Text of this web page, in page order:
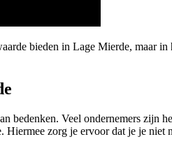
bieden in Lage Mierde, maar
bedenken. Veel ondernemers
zorg je ervoor dat je je